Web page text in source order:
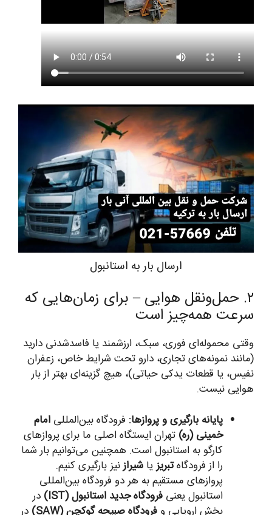
ارسال بار به استانبول
۲. حمل‌ونقل هوایی – برای زمان‌هایی که
سرعت همه‌چیز است
وقتی محموله‌ای فوری، سبک، ارزشمند یا فاسدشدنی دارید
(مانند نمونه‌های تجاری، دارو تحت شرایط خاص، زعفران
نفیس، یا قطعات یدکی حیاتی)، هیچ گزینه‌ای بهتر از بار
هوایی نیست.
پایانه بارگیری و پروازها: فرودگاه بین‌المللی امام
خمینی (ره) تهران ایستگاه اصلی ما برای پروازهای
کارگو به استانبول است. همچنین می‌توانیم بار شما
را از فرودگاهتبریزیا شیرازنیز بارگیری کنیم.
پروازهای مستقیم به هر دو فرودگاه بین‌المللی
استانبول یعنی فرودگاه جدید استانبول (IST)
در
بخش اروپایی وفرودگاه صبیحه گوکچن (SAW)
در